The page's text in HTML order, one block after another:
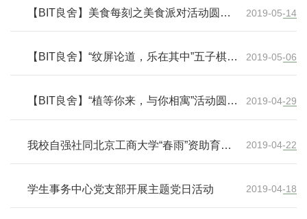
【BIT良舍】美食每刻之美食派对活动圆满
2019-05-14
【BIT良舍】“纹屏论道，乐在其中”五子棋大
2019-05-06
【BIT良舍】“植等你来，与你相寓”活动圆满
2019-04-29
我校自强社同北京工商大学“春雨”资助育人
2019-04-22
学生事务中心党支部开展主题党日活动 2019-04-18